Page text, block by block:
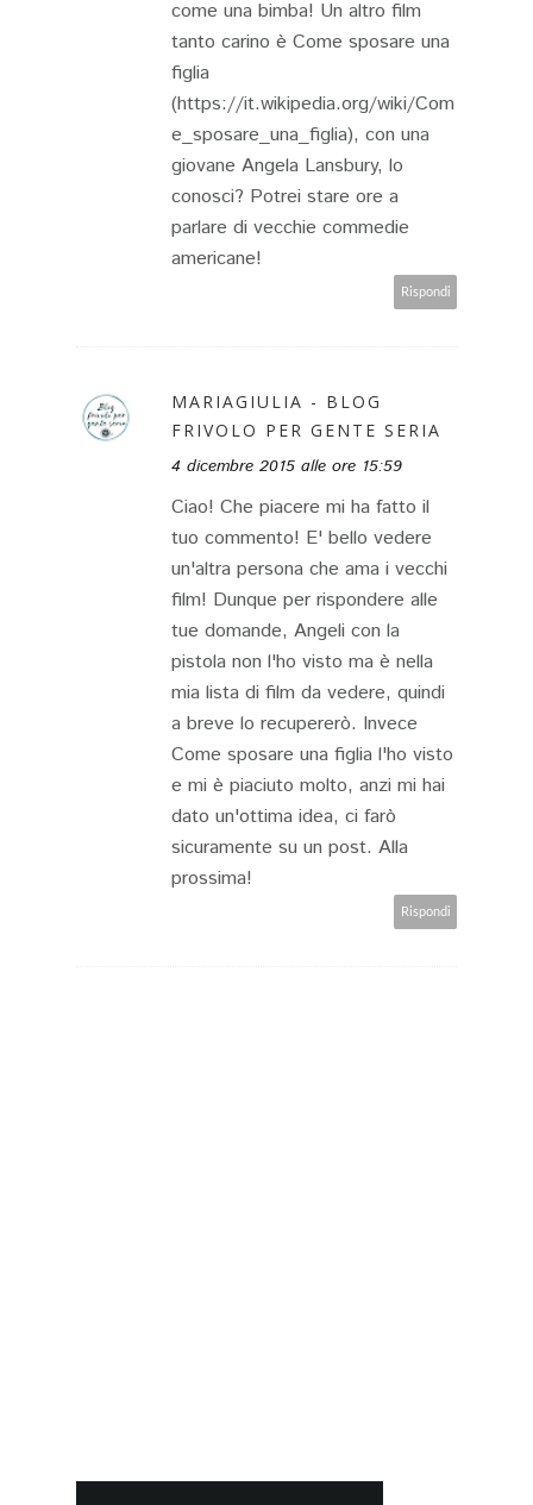
come una bimba! Un altro film
tanto carino è Come sposare una
figlia
(https://it.wikipedia.org/wiki/Com
e_sposare_una_figlia), con una
giovane Angela Lansbury, lo
conosci? Potrei stare ore a
parlare di vecchie commedie
americane!
Rispondi
MARIAGIULIA - BLOG
FRIVOLO PER GENTE SERIA
4 dicembre 2015 alle ore 15:59
Ciao! Che piacere mi ha fatto il
tuo commento! E' bello vedere
un'altra persona che ama i vecchi
film! Dunque per rispondere alle
tue domande, Angeli con la
pistola non l'ho visto ma è nella
mia lista di film da vedere, quindi
a breve lo recupererò. Invece
Come sposare una figlia l'ho visto
e mi è piaciuto molto, anzi mi hai
dato un'ottima idea, ci farò
sicuramente su un post. Alla
prossima!
Rispondi